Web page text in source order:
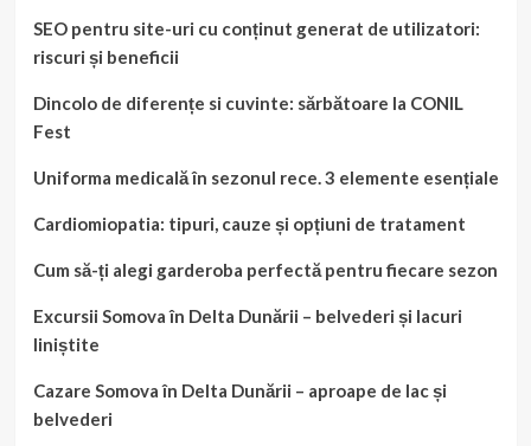
SEO pentru site-uri cu conținut generat de utilizatori:
riscuri și beneficii
Dincolo de diferențe si cuvinte: sărbătoare la CONIL
Fest
Uniforma medicală în sezonul rece. 3 elemente esențiale
Cardiomiopatia: tipuri, cauze și opțiuni de tratament
Cum să-ți alegi garderoba perfectă pentru fiecare sezon
Excursii Somova în Delta Dunării – belvederi și lacuri
liniștite
Cazare Somova în Delta Dunării – aproape de lac și
belvederi